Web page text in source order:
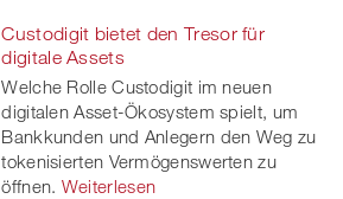
Custodigit bietet den Tresor für
digitale Assets
Welche Rolle Custodigit im neuen
digitalen Asset-Ökosystem spielt, um
Bankkunden und Anlegern den Weg zu
tokenisierten Vermögenswerten zu
öffnen. Weiterlesen